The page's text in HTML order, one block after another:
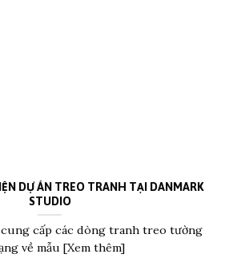
DỰ ÁN TREO TRANH TẠI DANMARK
STUDIO
cung cấp các dòng tranh treo tường
về mẫu [Xem thêm]